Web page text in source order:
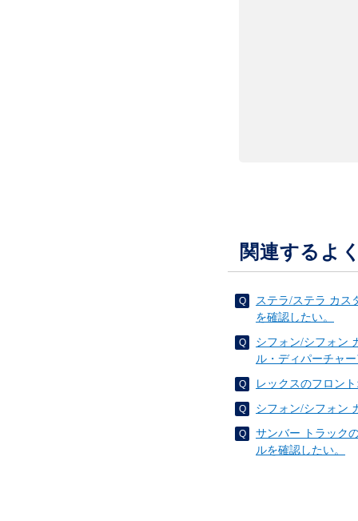
関連するよ
ステラ/ステラ カス
を確認したい。
シフォン/シフォン
ル・ディパーチャ
レックスのフロン
シフォン/シフォン
サンバー トラック
ルを確認したい。